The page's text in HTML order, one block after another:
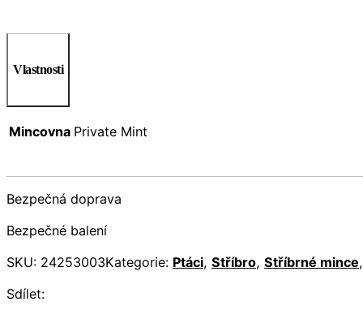
Vlastnosti
Mincovna Private Mint
Bezpečná doprava
Bezpečné balení
SKU: 24253003Kategorie: Ptáci, Stříbro, Stříbrné mince
Sdílet: